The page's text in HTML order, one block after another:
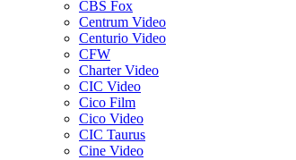
CBS Fox
Centrum Video
Centurio Video
CFW
Charter Video
CIC Video
Cico Film
Cico Video
CIC Taurus
Cine Video